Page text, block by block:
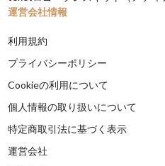
運営会社情報
利用規約
プライバシーポリシー
Cookieの利用について
個人情報の取り扱いについて
特定商取引法に基づく表示
運営会社